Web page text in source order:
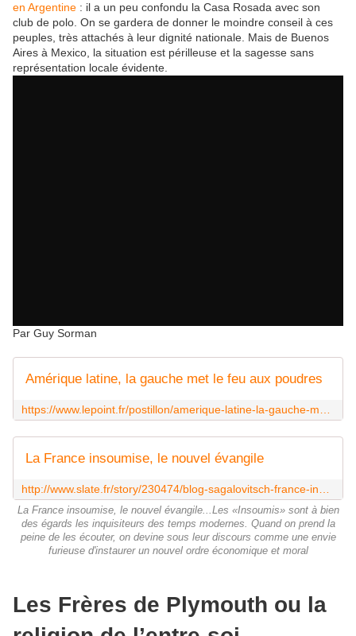
en Argentine : il a un peu confondu la Casa Rosada avec son
club de polo. On se gardera de donner le moindre conseil à ces
peuples, très attachés à leur dignité nationale. Mais de Buenos
Aires à Mexico, la situation est périlleuse et la sagesse sans
représentation locale évidente.
Par Guy Sorman
Amérique latine, la gauche met le feu aux poudres
https://www.lepoint.fr/postillon/amerique-latine-la-gauche-met-le-feu-aux-poudres-06-08-2022-2485576_3961.php
La France insoumise, le nouvel évangile
http://www.slate.fr/story/230474/blog-sagalovitsch-france-insoumise-nouvel-evangile-attachement-gauche
La France insoumise, le nouvel évangile...Les «Insoumis» sont à bien
des égards les inquisiteurs des temps modernes. Quand on prend la
peine de les écouter, on devine sous leur discours comme une envie
furieuse d'instaurer un nouvel ordre économique et moral
Les Frères de Plymouth ou la